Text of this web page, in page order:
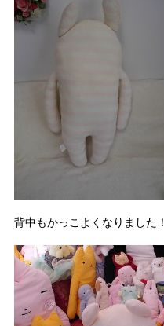
背中もかっこよくなりました！